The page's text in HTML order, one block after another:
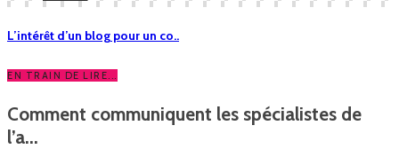
L’intérêt d’un blog pour un co..
EN TRAIN DE LIRE...
Comment communiquent les spécialistes de
l’a...